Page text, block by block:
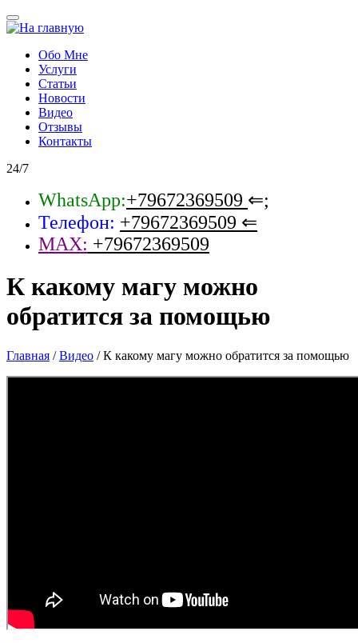
Обо Мне
Услуги
Статьи
Новости
Видео
Отзывы
Контакты
24/7
WhatsApp:+79672369509 ⇐;
Телефон: +79672369509 ⇐
MAX: +79672369509
К какому магу можно
обратится за помощью
Главная /Видео /К какому магу можно обратится за помощью